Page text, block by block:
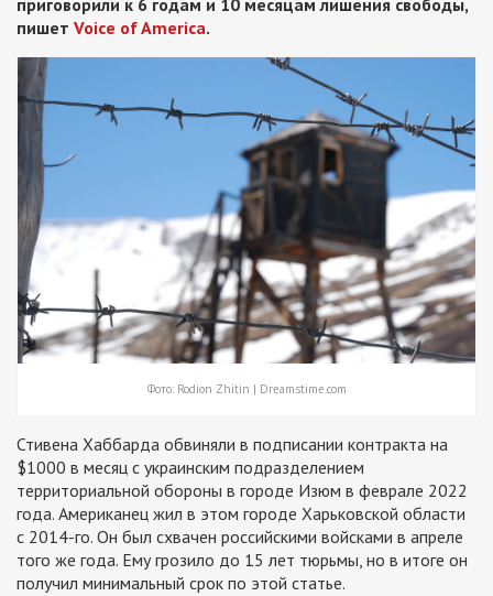
приговорили к 6 годам и 10 месяцам лишения свободы,
пишет Voice of America.
Фото: Rodion Zhitin | Dreamstime.com
Стивена Хаббарда обвиняли в подписании контракта на
$1000 в месяц с украинским подразделением
территориальной обороны в городе Изюм в феврале 2022
года. Американец жил в этом городе Харьковской области
с 2014-го. Он был схвачен российскими войсками в апреле
того же года. Ему грозило до 15 лет тюрьмы, но в итоге он
получил минимальный срок по этой статье.